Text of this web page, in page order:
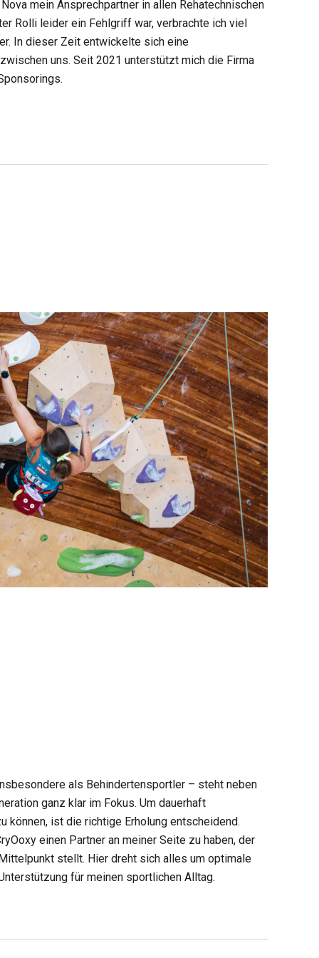
mein Ansprechpartner in allen Rehatechnischen
Rolli leider ein Fehlgriff war, verbrachte ich viel
In dieser Zeit entwickelte sich eine
uns. Seit 2021 unterstützt mich die Firma
als Behindertensportler – steht neben
ganz klar im Fokus. Um dauerhaft
können, ist die richtige Erholung entscheidend.
einen Partner an meiner Seite zu haben, der
stellt. Hier dreht sich alles um optimale
für meinen sportlichen Alltag.